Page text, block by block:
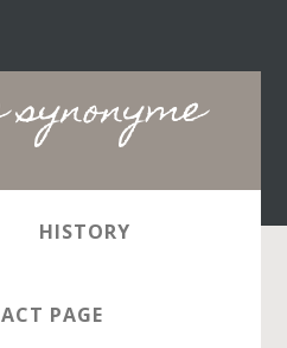
HISTORY
PAGE
Des Synonymes